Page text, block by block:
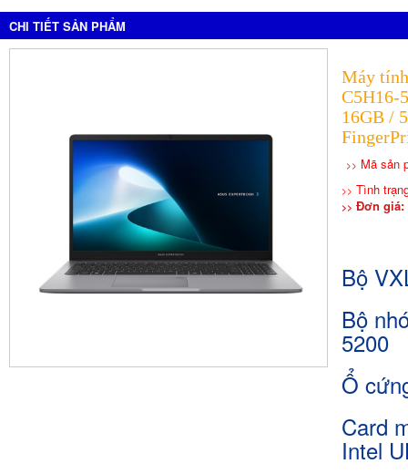
CHI TIẾT SẢN PHẨM
Máy
C5H16-
16GB /
>> Mã sản
>> Tình
>> Đơn giá:
Bộ
Bộ
5200
Ổ
Card
Intel